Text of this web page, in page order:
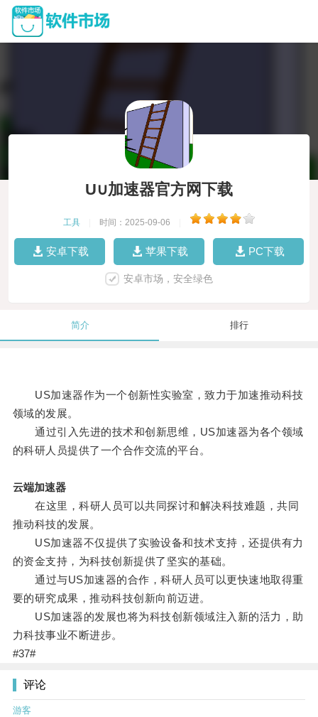
U∪加速器官方网下载
工具 时间：2025-09-06
安卓下载 苹果下载 PC下载
安卓市场，安全绿色
简介 排行
US加速器作为一个创新性实验室，致力于加速推动科技
领域的发展。
通过引入先进的技术和创新思维，US加速器为各个领域
的科研人员提供了一个合作交流的平台。
云端加速器
在这里，科研人员可以共同探讨和解决科技难题，共同
推动科技的发展。
US加速器不仅提供了实验设备和技术支持，还提供有力
的资金支持，为科技创新提供了坚实的基础。
通过与US加速器的合作，科研人员可以更快速地取得重
要的研究成果，推动科技创新向前迈进。
US加速器的发展也将为科技创新领域注入新的活力，助
力科技事业不断进步。
#37#
评论
游客